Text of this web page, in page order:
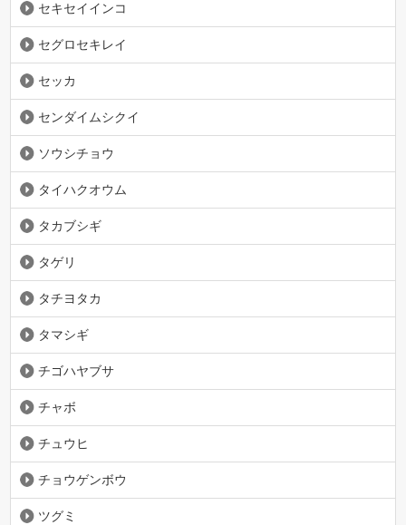
セキセイインコ
セグロセキレイ
セッカ
センダイムシクイ
ソウシチョウ
タイハクオウム
タカブシギ
タゲリ
タチヨタカ
タマシギ
チゴハヤブサ
チャボ
チュウヒ
チョウゲンボウ
ツグミ